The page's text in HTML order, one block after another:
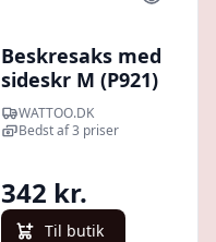
Beskresaks med
sideskr M (P921)
WATTOO.DK
Bedst af 3 priser
342 kr.
Til butik